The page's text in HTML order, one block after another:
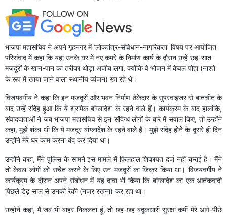
भाजपा महासचिव ने अपने गृहनगर में ‘लोकतंत्र-संविधान-नागरिकता’ विषय पर आयोजित
परिसंवाद में कहा कि यहां उनके घर में नए कमरे के निर्माण कार्य के दौरान उन्हें छह-सात
मजदूरों के खान-पान का तरीका थोड़ा अजीब लगा, क्योंकि वे भोजन में केवल पोहा (नाश्ते
के रूप में खाया जाने वाला स्थानीय व्यंजन) खा रहे थे।
विजयवर्गीय ने कहा कि इन मजदूरों और भवन निर्माण ठेकेदार के सुपरवाइजर से बातचीत के
बाद उन्हें संदेह हुआ कि ये श्रमिक बांग्लादेश के रहने वाले हैं। कार्यक्रम के बाद हालांकि,
संवाददाताओं ने जब भाजपा महासचिव से इन संदिग्ध लोगों के बारे में सवाल किए, तो उन्होंने
कहा, मुझे शंका थी कि ये मजदूर बांग्लादेश के रहने वाले हैं। मुझे संदेह होने के दूसरे ही दिन
उन्होंने मेरे घर काम करना बंद कर दिया था।
उन्होंने कहा, मैंने पुलिस के सामने इस मामले में फिलहाल शिकायत दर्ज नहीं कराई है। मैंने
तो केवल लोगों को सचेत करने के लिए उन मजदूरों का जिक्र किया था। विजयवर्गीय ने
कार्यक्रम के दौरान अपने संबोधन में यह दावा भी किया कि बांग्लादेश का एक आतंकवादी
पिछले डेढ़ साल से उनकी रेकी (नजर रखना) कर रहा था।
उन्होंने कहा, मैं जब भी बाहर निकलता हूं, तो छह-छह बंदूकधारी सुरक्षा कर्मी मेरे आगे-पीछे